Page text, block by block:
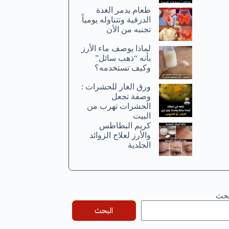
طعام يدمر الغدة
الدرقية وتتناوله يومياً
تجنبه من الأن
لماذا يوصف ماء الأرز
بأنه “ذهب سائل”
وكيف تستخدمه؟
ورق الغار للحشرات :
وصفة تجعل
الحشرات تهرب من
البيت
كريم البطاطس
والأرز لعلاج الزوائد
الجلدية
البحث